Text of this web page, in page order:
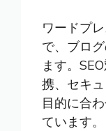
ワードプ
で、ブロ
ます。
携、セキ
目的に合
ています。